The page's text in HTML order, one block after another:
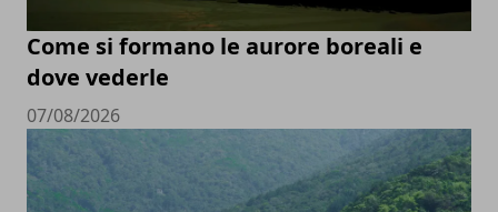
Come si formano le aurore boreali e
dove vederle
07/08/2026